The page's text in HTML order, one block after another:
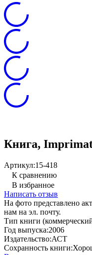
Книга,
Артикул:15-418
К сравнению
В избранное
Написать отзыв
На фото представлено
нам на эл. почту.
Тип книги
Год выпуска:2006
Издательство:АСТ
Сохранность книги: